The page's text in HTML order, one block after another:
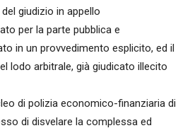
giudizio in appello
per la parte pubblica e
in un provvedimento esplicito, ed il
lodo arbitrale, già giudicato illecito
di polizia economico-finanziaria di
di disvelare la complessa ed